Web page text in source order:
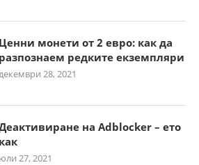
Ценни монети от 2 евро: как да
разпознаем редките екземпляри
декември 28, 2021
на Adblocker – ето
как
юли 27, 2021